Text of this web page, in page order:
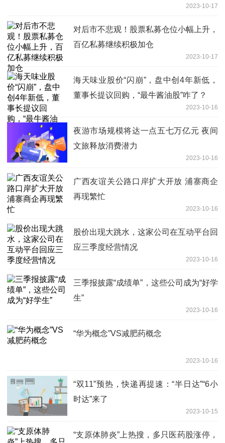
2023-10-17
对后市不悲观！股票私募仓位小幅上升，
百亿私募继续积极加仓
2023-10-17
海天味业股价“闪崩”，盘中创4年新低，
董事长提议回购，“最牛酱油股”咋了？
2023-10-16
夜游市场规模将达一点五七万亿元 夜间
文旅释放消费潜力
2023-10-16
广西友谊关公路口岸扩大开放 浦寨商企
再现繁忙
2023-10-16
股价出现大跳水，这家公司在互动平台回
应三季度经营情况
2023-10-16
三季报披露“成绩单”，这些公司成为“好学
生”
2023-10-16
“华为概念”VS减肥药概念
2023-10-16
“双11”预热，快递再提速：“半日达”“6小
时达”来了
2023-10-15
“支原体肺炎”上热搜，多只医药股涨停，